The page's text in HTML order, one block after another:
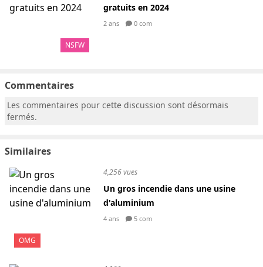
NSFW
gratuits en 2024
2 ans 0 com
Commentaires
Les commentaires pour cette discussion sont désormais
fermés.
Similaires
OMG
4,256 vues
Un gros incendie dans une usine
d'aluminium
4 ans 5 com